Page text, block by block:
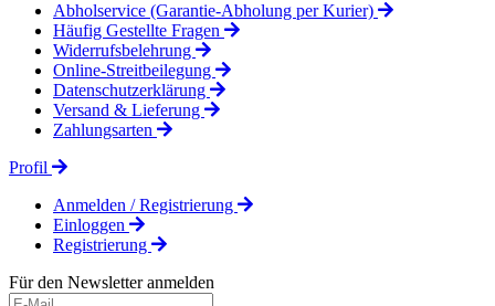
Abholservice (Garantie-Abholung per Kurier)
Häufig Gestellte Fragen
Widerrufsbelehrung
Online-Streitbeilegung
Datenschutzerklärung
Versand & Lieferung
Zahlungsarten
Profil
Anmelden / Registrierung
Einloggen
Registrierung
Für den Newsletter anmelden